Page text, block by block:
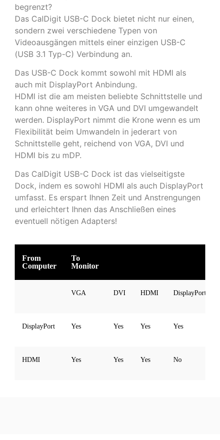
begrenzt?
Das CalDigit USB-C Dock bietet nicht nur einen,
sondern zwei verschiedene Typen von
Videoausgängen mittels einer einzigen USB-C
(USB 3.1 Typ-C) Verbindung an.
Das USB-C Dock kommt sowohl mit HDMI als
auch mit DisplayPort Anbindung.
HDMI ist die am meisten beliebte Schnittstelle und
kann ohne weiteres in VGA und DVI umgewandelt
werden. DisplayPort nimmt die Krone wenn es um
Flexibilität beim Umwandeln in jederart von
Schnittstelle geht, reichend von VGA, DVI und
HDMI bis zu mDP.
Das CalDigit USB-C Dock ist das vielseitigste
Dock, indem es sowohl HDMI als auch DisplayPort
umfasst. Es erspart Ihnen Zeit und Anstrengungen
und erleichtert Ihnen das Anschließen eines
eventuell nötigen Adapters!
From
Computer
To
Monitor
VGA DVI HDMI DisplayPort
DisplayPort Yes Yes Yes Yes
HDMI Yes Yes Yes No